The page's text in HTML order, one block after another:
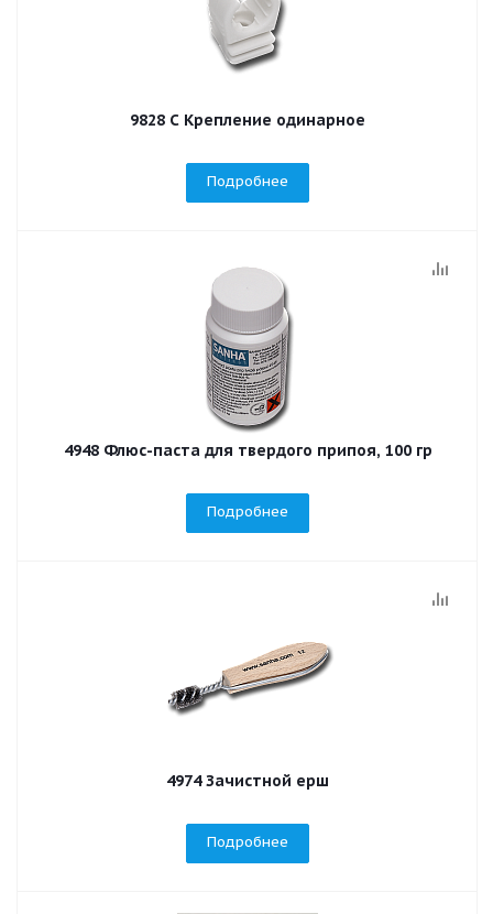
9828 С Крепление одинарное
Подробнее
4948 Флюс-паста для твердого припоя, 100 гр
Подробнее
4974 Зачистной ерш
Подробнее